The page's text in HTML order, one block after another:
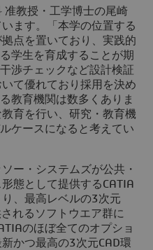
准教授・工学博士の尾崎
ます。「本学の位置する
点を置いており、実践的
学生を育成することが期
渉チェックなど設計検証
て優れており採用を決め
教育機関は数多くありま
育を行い、研究・教育機
ケースになると考えてい
ー・システムズが公共・
態として提供するCATIA
、最高レベルの3次元
れるソフトウエア群に
のほぼ全てのオプショ
かつ最高の3次元CAD環